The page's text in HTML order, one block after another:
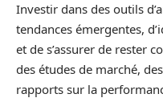
Investir dans des outils
tendances émergentes,
et de s’assurer de rester
des études de marché,
rapports sur la